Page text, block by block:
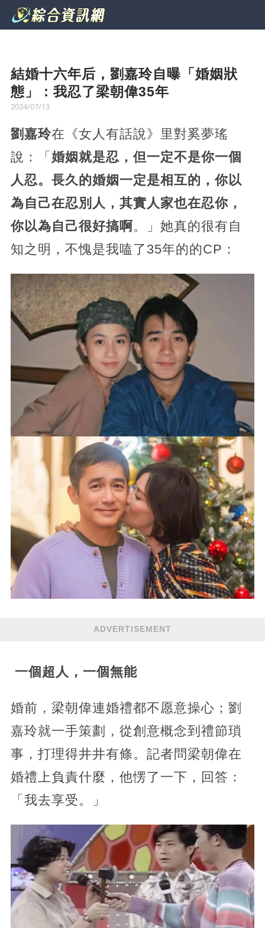
結婚十六年后，劉嘉玲自曝「婚姻狀
態」：我忍了梁朝偉35年
2024/07/13
劉嘉玲在《女人有話說》里對奚夢瑤
說：「 婚姻就是忍，但一定不是你一個
人忍。長久的婚姻一定是相互的，你以
為自己在忍別人，其實人家也在忍你，
你以為自己很好搞啊。」她真的很有自
知之明，不愧是我嗑了35年的的CP：
ADVERTISEMENT
一個超人，一個無能
婚前，梁朝偉連婚禮都不愿意操心；劉
嘉玲就一手策劃，從創意概念到禮節瑣
事，打理得井井有條。記者問梁朝偉在
婚禮上負責什麼，他愣了一下，回答：
「我去享受。」